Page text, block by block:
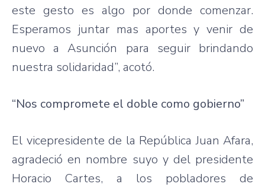
este gesto es algo por donde comenzar.
Esperamos juntar mas aportes y venir de
nuevo a Asunción para seguir brindando
nuestra solidaridad”, acotó.
“Nos compromete el doble como gobierno”
El vicepresidente de la República Juan Afara,
agradeció en nombre suyo y del presidente
Horacio Cartes, a los pobladores de